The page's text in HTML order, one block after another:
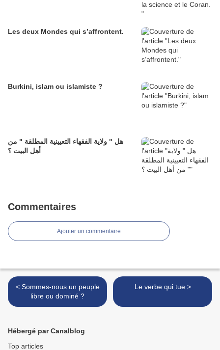
Les deux Mondes qui s’affrontent.
Burkini, islam ou islamiste ?
هل " ولاية الفقهاء التعيينية المطلقة " من
أهل البيت ؟
Commentaires
Ajouter un commentaire
< Sommes-nous un peuple
libre ou dominé ?
Le verbe qui tue >
Hébergé par Canalblog
Top articles